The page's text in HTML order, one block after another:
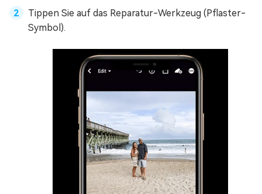
Tippen Sie auf das Reparatur-Werkzeug (Pflaster-
Symbol).